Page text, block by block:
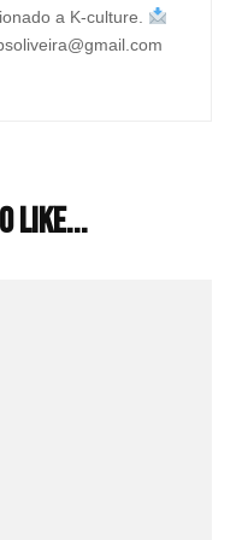
a K-culture.
like...